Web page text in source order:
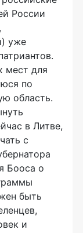
России
уже
мест для
по
область.
в Литве,
с
Бооса о
быть
и